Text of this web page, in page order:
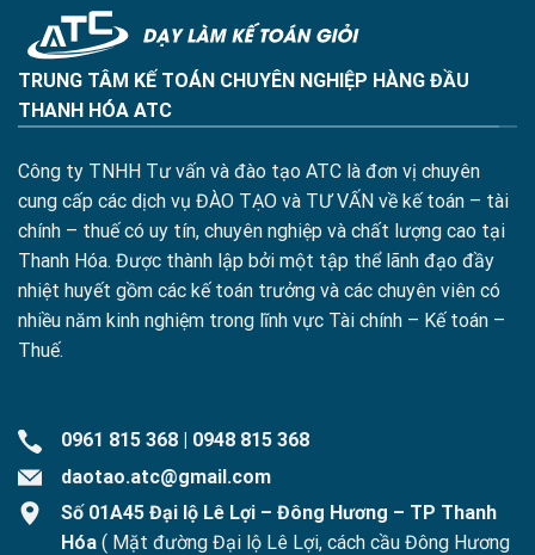
TRUNG TÂM KẾ TOÁN CHUYÊN NGHIỆP HÀNG ĐẦU
THANH HÓA ATC
Công ty TNHH Tư vấn và đào tạo ATC là đơn vị chuyên
cung cấp các dịch vụ ĐÀO TẠO và TƯ VẤN về kế toán – tài
chính – thuế có uy tín, chuyên nghiệp và chất lượng cao tại
Thanh Hóa. Được thành lập bởi một tập thể lãnh đạo đầy
nhiệt huyết gồm các kế toán trưởng và các chuyên viên có
nhiều năm kinh nghiệm trong lĩnh vực Tài chính – Kế toán –
Thuế.
0961 815 368
0948 815 368
daotao.atc@gmail.com
Số 01A45 Đại lộ Lê Lợi – Đông Hương – TP Thanh
Hóa ( Mặt đường Đại lộ Lê Lợi, cách cầu Đông Hương